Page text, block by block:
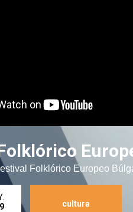
Folklórico Europeo
cultura